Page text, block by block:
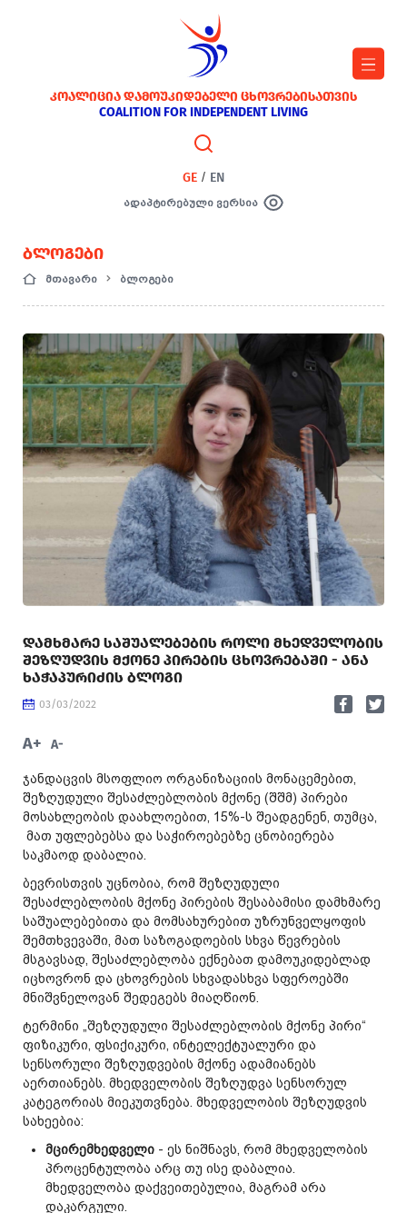
ᲙᲝᲐᲚᲘᲪᲘᲐ ᲓᲐᲛᲝᲣᲙᲘᲓᲔᲑᲔᲚᲘ ᲪᲮᲝᲕᲠᲔᲑᲘᲡᲐᲗᲕᲘᲡ
COALITION FOR INDEPENDENT LIVING
GE / EN
ადაპტირებული ვერსია
ᲑᲚᲝᲒᲔᲑᲘ
მთავარი ბლოგები
ᲓᲐᲛᲮᲛᲐᲠᲔ ᲡᲐᲨᲣᲐᲚᲔᲑᲔᲑᲘᲡ ᲠᲝᲚᲘ ᲛᲮᲔᲓᲕᲔᲚᲝᲑᲘᲡ
ᲨᲔᲖᲦᲣᲓᲕᲘᲡ ᲛᲥᲝᲜᲔ ᲞᲘᲠᲔᲑᲘᲡ ᲪᲮᲝᲕᲠᲔᲑᲐᲨᲘ - ᲐᲜᲐ
ᲮᲐᲭᲐᲞᲣᲠᲘᲫᲘᲡ ᲑᲚᲝᲒᲘ
03/03/2022
A+ A-
ჯანდაცვის მსოფლიო ორგანიზაციის მონაცემებით,
შეზღუდული შესაძლებლობის მქონე (შშმ) პირები
მოსახლეობის დაახლოებით, 15%-ს შეადგენენ, თუმცა,
მათ უფლებებსა და საჭიროებებზე ცნობიერება
საკმაოდ დაბალია.
ბევრისთვის უცნობია, რომ შეზღუდული
შესაძლებლობის მქონე პირების შესაბამისი დამხმარე
საშუალებებითა და მომსახურებით უზრუნველყოფის
შემთხვევაში, მათ საზოგადოების სხვა წევრების
მსგავსად, შესაძლებლობა ექნებათ დამოუკიდებლად
იცხოვრონ და ცხოვრების სხვადასხვა სფეროებში
მნიშვნელოვან შედეგებს მიაღწიონ.
ტერმინი „შეზღუდული შესაძლებლობის მქონე პირი“
ფიზიკური, ფსიქიკური, ინტელექტუალური და
სენსორული შეზღუდვების მქონე ადამიანებს
აერთიანებს. მხედველობის შეზღუდვა სენსორულ
კატეგორიას მიეკუთვნება. მხედველობის შეზღუდვის
სახეებია:
მცირემხედველი - ეს ნიშნავს, რომ მხედველობის
პროცენტულობა არც თუ ისე დაბალია.
მხედველობა დაქვეითებულია, მაგრამ არა
დაკარგული.